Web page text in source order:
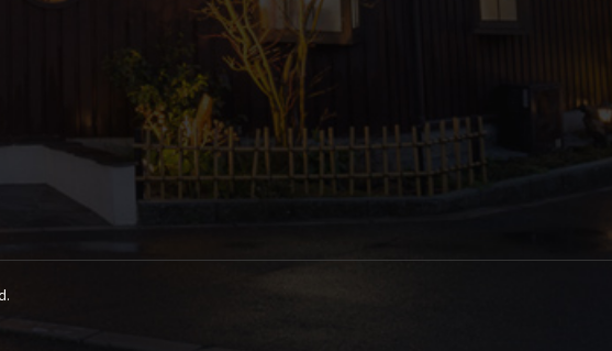
2018年11月
2018年10月
2018年8月
2018年7月